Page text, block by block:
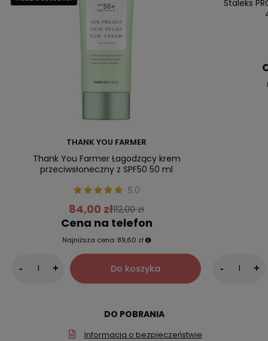
THANK YOU FARMER
Thank You Farmer Łagodzący krem
przeciwsłoneczny z SPF50 50 ml
5.0
84,00 zł112,00 zł
Cena na telefon
Najniższa cena: 89,60 zł
- + Do koszyka
Staleks
- +
DO POBRANIA
Informacja o bezpieczeństwie